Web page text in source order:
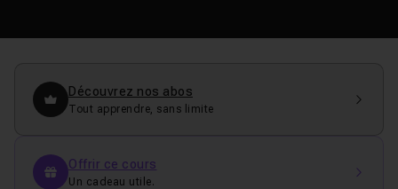
Découvrez nos abos
Tout apprendre, sans limite
Offrir ce cours
Un cadeau utile.